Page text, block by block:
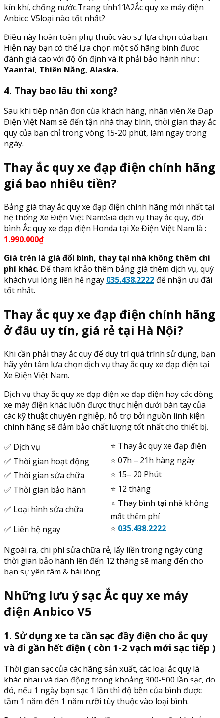
kín khí, chống nước.Trang tính1′!A2Ắc quy xe máy điện
Anbico V5loại nào tốt nhất?
Điều này hoàn toàn phụ thuộc vào sự lựa chọn của bạn.
Hiện nay bạn có thể lựa chọn một số hãng bình được
đánh giá cao với độ ổn định và ít phải bảo hành như :
Yaantai, Thiên Năng, Alaska.
4. Thay bao lâu thì xong?
Sau khi tiếp nhận đơn của khách hàng, nhân viên Xe Đạp
Điện Việt Nam sẽ đến tận nhà thay bình, thời gian thay ắc
quy của bạn chỉ trong vòng 15-20 phút, làm ngay trong
ngày.
Thay ắc quy xe đạp điện chính hãng
giá bao nhiêu tiền?
Bảng giá thay ắc quy xe đạp điện chính hãng mới nhất tại
hệ thống Xe Điện Việt Nam:Giá dịch vụ thay ắc quy, đổi
bình Ắc quy xe đạp điện Honda tại Xe Điện Việt Nam là :
1.990.000₫
Giá trên là giá đổi bình, thay tại nhà không thêm chi
phí khác. Để tham khảo thêm bảng giá thêm dịch vụ, quý
khách vui lòng liên hệ ngay 035.438.2222 để nhận ưu đãi
tốt nhất.
Thay ắc quy xe đạp điện chính hãng
ở đâu uy tín, giá rẻ tại Hà Nội?
Khi cần phải thay ắc quy để duy trì quá trình sử dụng, bạn
hãy yên tâm lựa chọn dịch vụ thay ắc quy xe đạp điện tại
Xe Điện Việt Nam.
Dịch vụ thay ắc quy xe đạp điện xe đạp điện hay các dòng
xe máy điện khác luôn được thực hiện dưới bàn tay của
các kỹ thuật chuyên nghiệp, hỗ trợ bởi nguồn linh kiện
chính hãng sẽ đảm bảo chất lượng tốt nhất cho thiết bị.
✅ Dịch vụ
⭐️ Thay ắc quy xe đạp điện
✅ Thời gian hoạt động
⭐️ 07h – 21h hàng ngày
✅ Thời gian sửa chữa
⭐️ 15– 20 Phút
✅ Thời gian bảo hành
⭐️ 12 tháng
✅ Loại hình sửa chữa
⭐️ Thay bình tại nhà không
mất thêm phí
✅ Liên hệ ngay
⭐️ 035.438.2222
Ngoài ra, chi phí sửa chữa rẻ, lấy liền trong ngày cùng
thời gian bảo hành lên đến 12 tháng sẽ mang đến cho
bạn sự yên tâm & hài lòng.
Những lưu ý sạc Ắc quy xe máy
điện Anbico V5
1. Sử dụng xe ta cần sạc đầy điện cho ắc quy
và đi gần hết điện ( còn 1-2 vạch mới sạc tiếp )
Thời gian sạc của các hãng sản xuất, các loại ắc quy là
khác nhau và dao động trong khoảng 300-500 lần sạc, do
đó, nếu 1 ngày bạn sạc 1 lần thì độ bền của bình được
tầm 1 năm đến 1 năm rưỡi tùy thuộc vào loại bình.